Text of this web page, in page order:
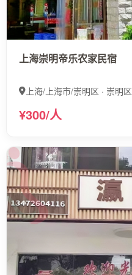
上海崇明帝乐农家民宿
上海/上海市/崇明区 · 崇明区
¥300/人